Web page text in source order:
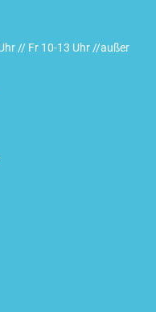
// Fr 10-13 Uhr //außer